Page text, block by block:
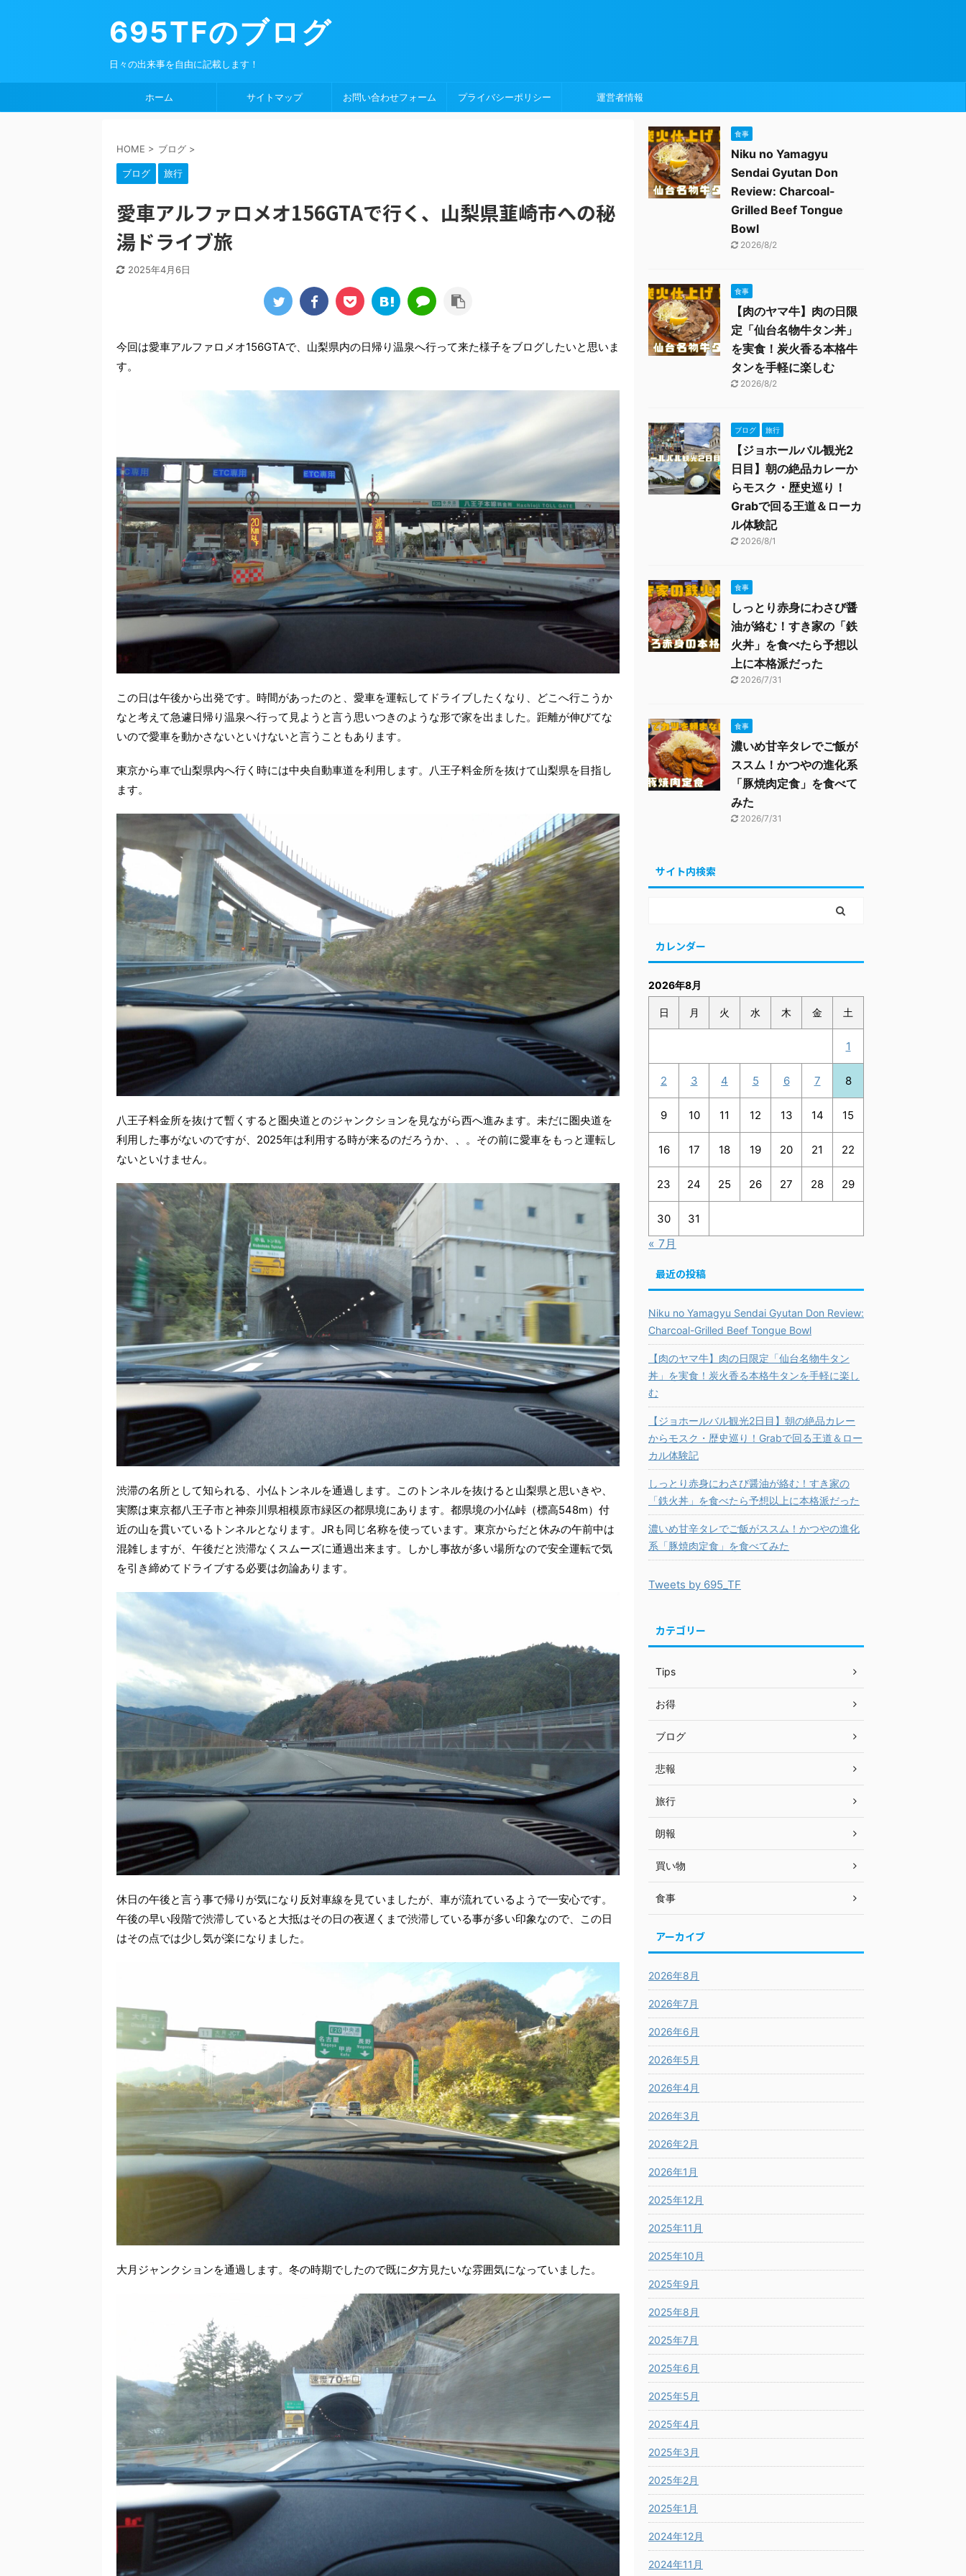
695TFのブログ
日々の出来事を自由に記載します！
ホーム サイトマップ お問い合わせフォーム プライバシーポリシー 運営者情報
HOME > ブログ >
ブログ 旅行
愛車アルファロメオ156GTAで行く、山梨県韮崎市への秘
湯ドライブ旅
2025年4月6日
今回は愛車アルファロメオ156GTAで、山梨県内の日帰り温泉へ行って来た様子をブログしたいと思いま
す。
この日は午後から出発です。時間があったのと、愛車を運転してドライブしたくなり、どこへ行こうか
なと考えて急遽日帰り温泉へ行って見ようと言う思いつきのような形で家を出ました。距離が伸びてな
いので愛車を動かさないといけないと言うこともあります。
東京から車で山梨県内へ行く時には中央自動車道を利用します。八王子料金所を抜けて山梨県を目指し
ます。
八王子料金所を抜けて暫くすると圏央道とのジャンクションを見ながら西へ進みます。未だに圏央道を
利用した事がないのですが、2025年は利用する時が来るのだろうか、、。その前に愛車をもっと運転し
ないといけません。
渋滞の名所として知られる、小仏トンネルを通過します。このトンネルを抜けると山梨県と思いきや、
実際は東京都八王子市と神奈川県相模原市緑区の都県境にあります。都県境の小仏峠（標高548m）付
近の山を貫いているトンネルとなります。JRも同じ名称を使っています。東京からだと休みの午前中は
混雑しますが、午後だと渋滞なくスムーズに通過出来ます。しかし事故が多い場所なので安全運転で気
を引き締めてドライブする必要は勿論あります。
休日の午後と言う事で帰りが気になり反対車線を見ていましたが、車が流れているようで一安心です。
午後の早い段階で渋滞していると大抵はその日の夜遅くまで渋滞している事が多い印象なので、この日
はその点では少し気が楽になりました。
大月ジャンクションを通過します。冬の時期でしたので既に夕方見たいな雰囲気になっていました。
食事
Niku no Yamagyu
Sendai Gyutan Don
Review: Charcoal-
Grilled Beef Tongue
Bowl
2026/8/2
食事
【肉のヤマ牛】肉の日限
定「仙台名物牛タン丼」
を実食！炭火香る本格牛
タンを手軽に楽しむ
2026/8/2
ブログ 旅行
【ジョホールバル観光2
日目】朝の絶品カレーか
らモスク・歴史巡り！
Grabで回る王道＆ローカ
ル体験記
2026/8/1
食事
しっとり赤身にわさび醤
油が絡む！すき家の「鉄
火丼」を食べたら予想以
上に本格派だった
2026/7/31
食事
濃いめ甘辛タレでご飯が
ススム！かつやの進化系
「豚焼肉定食」を食べて
みた
2026/7/31
サイト内検索
カレンダー
2026年8月
日 月 火 水 木 金 土
1
2 3 4 5 6 7 8
9 10 11 12 13 14 15
16 17 18 19 20 21 22
23 24 25 26 27 28 29
30 31
« 7月
最近の投稿
Niku no Yamagyu Sendai Gyutan Don Review:
Charcoal-Grilled Beef Tongue Bowl
【肉のヤマ牛】肉の日限定「仙台名物牛タン
丼」を実食！炭火香る本格牛タンを手軽に楽し
む
【ジョホールバル観光2日目】朝の絶品カレー
からモスク・歴史巡り！Grabで回る王道＆ロー
カル体験記
しっとり赤身にわさび醤油が絡む！すき家の
「鉄火丼」を食べたら予想以上に本格派だった
濃いめ甘辛タレでご飯がススム！かつやの進化
系「豚焼肉定食」を食べてみた
Tweets by 695_TF
カテゴリー
Tips
お得
ブログ
悲報
旅行
朗報
買い物
食事
アーカイブ
2026年8月
2026年7月
2026年6月
2026年5月
2026年4月
2026年3月
2026年2月
2026年1月
2025年12月
2025年11月
2025年10月
2025年9月
2025年8月
2025年7月
2025年6月
2025年5月
2025年4月
2025年3月
2025年2月
2025年1月
2024年12月
2024年11月